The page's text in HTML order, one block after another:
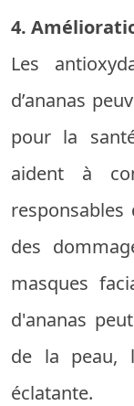
4.
Les
d’ananas
pour la
aident à
des
masques
d'ananas
de la peau,
éclatante.